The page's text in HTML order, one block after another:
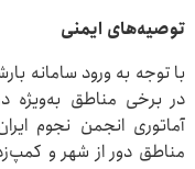
توصیه‌های ایمنی
با توجه به ورود سامانه
در برخی مناطق به‌ویژه
آماتوری انجمن نجوم
مناطق دور از شهر و